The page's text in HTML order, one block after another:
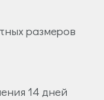
размеров
14 дней